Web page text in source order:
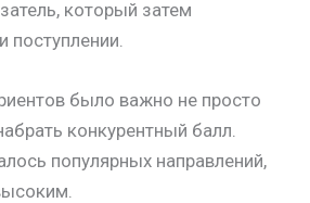
который затем
поступлении.
было важно не просто
конкурентный балл.
популярных направлений,